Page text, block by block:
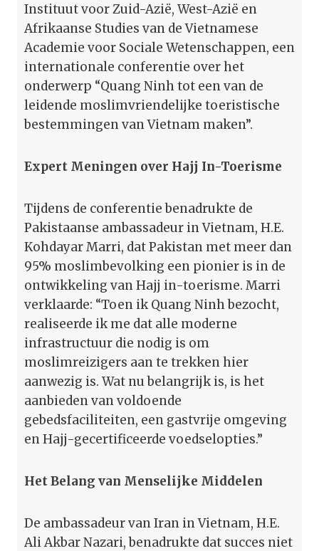
Instituut voor Zuid-Azië, West-Azië en
Afrikaanse Studies van de Vietnamese
Academie voor Sociale Wetenschappen, een
internationale conferentie over het
onderwerp “Quang Ninh tot een van de
leidende moslimvriendelijke toeristische
bestemmingen van Vietnam maken”.
Expert Meningen over Hajj In-Toerisme
Tijdens de conferentie benadrukte de
Pakistaanse ambassadeur in Vietnam, H.E.
Kohdayar Marri, dat Pakistan met meer dan
95% moslimbevolking een pionier is in de
ontwikkeling van Hajj in-toerisme. Marri
verklaarde: “Toen ik Quang Ninh bezocht,
realiseerde ik me dat alle moderne
infrastructuur die nodig is om
moslimreizigers aan te trekken hier
aanwezig is. Wat nu belangrijk is, is het
aanbieden van voldoende
gebedsfaciliteiten, een gastvrije omgeving
en Hajj-gecertificeerde voedselopties.”
Het Belang van Menselijke Middelen
De ambassadeur van Iran in Vietnam, H.E.
Ali Akbar Nazari, benadrukte dat succes niet